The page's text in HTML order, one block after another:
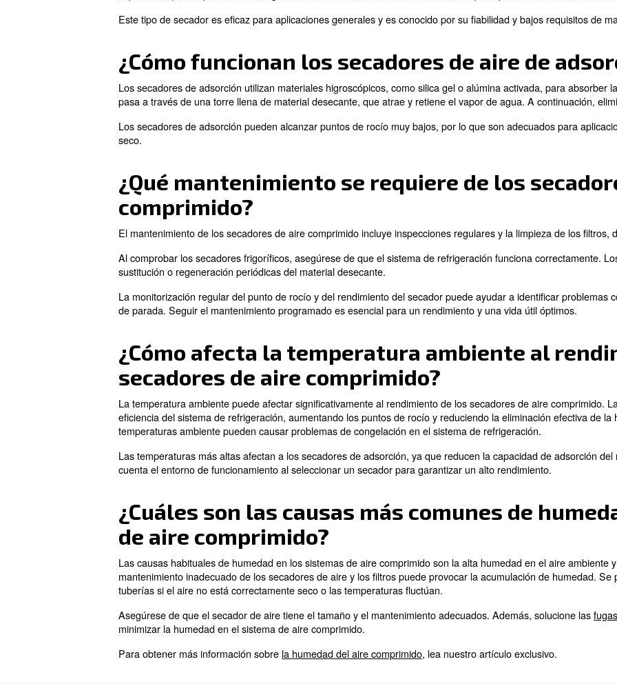
¿Cuáles son los diferentes tipos de
Entre todos los tipos de secadores de aire comprimido los principales son los
secadores de aire frigoríficos utilizan la refrigeración para condensar y eliminar la
materiales higroscópicos para absorber el vapor de agua.
¿Cómo funcionan los secadores de
Los secadores frigoríficos de aire convierten los condensados de vapor de agua en
separador, que después drena el agua del sistema. El aire seco se recalienta
Este tipo de secador es eficaz para aplicaciones generales y es conocido por su
¿Cómo funcionan los secadores de
pasa a través de una torre llena de material desecante, que atrae y retiene el vapor
Los secadores de adsorción pueden alcanzar puntos de rocío muy bajos, por lo
seco.
¿Qué mantenimiento se requiere de
comprimido?
El mantenimiento de los secadores de aire comprimido incluye inspecciones
Al comprobar los secadores frigoríficos, asegúrese de que el sistema de
sustitución o regeneración periódicas del material desecante.
La monitorización regular del punto de rocío y del rendimiento del secador puede
de parada. Seguir el mantenimiento programado es esencial para un rendimiento y
¿Cómo afecta la temperatura